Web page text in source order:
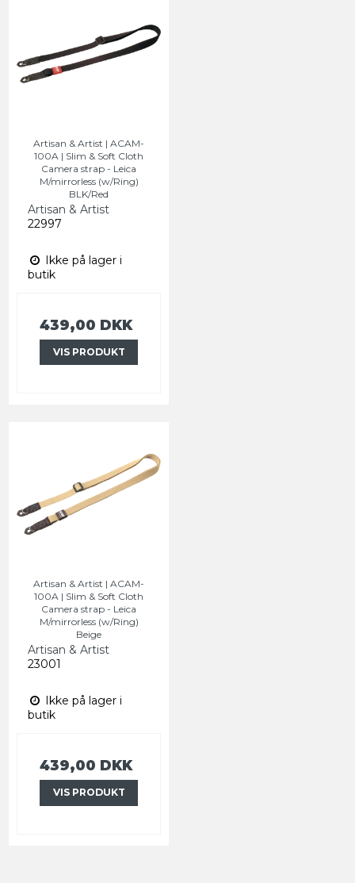
Artisan & Artist | ACAM-
100A | Slim & Soft Cloth
Camera strap - Leica
M/mirrorless (w/Ring)
BLK/Red
Artisan & Artist
22997
Ikke på lager i
butik
439,00 DKK
VIS PRODUKT
Artisan & Artist | ACAM-
100A | Slim & Soft Cloth
Camera strap - Leica
M/mirrorless (w/Ring)
Beige
Artisan & Artist
23001
Ikke på lager i
butik
439,00 DKK
VIS PRODUKT